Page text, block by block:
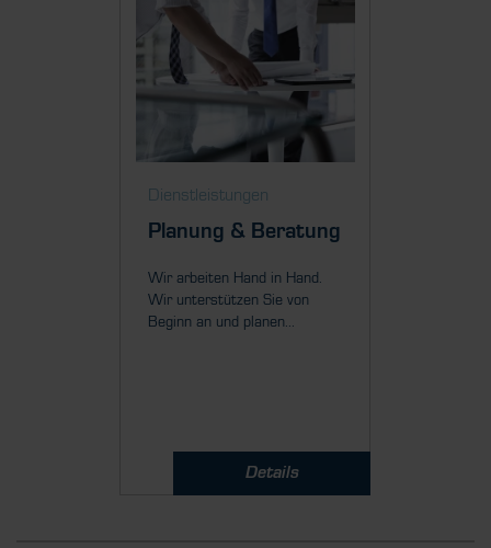
Dienstleistungen
Planung & Beratung
Wir arbeiten Hand in Hand.
Wir unterstützen Sie von
Beginn an und planen...
Details